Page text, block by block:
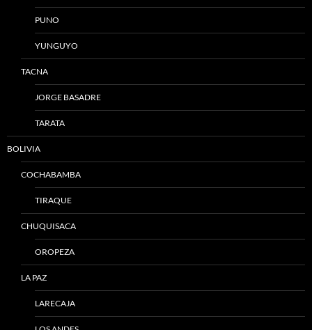
PUNO
YUNGUYO
TACNA
JORGE BASADRE
TARATA
BOLIVIA
COCHABAMBA
TIRAQUE
CHUQUISACA
OROPEZA
LA PAZ
LARECAJA